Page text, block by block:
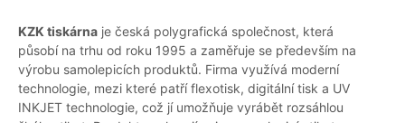
KZK tiskárna je česká polygrafická společnost, která
působí na trhu od roku 1995 a zaměřuje se především na
výrobu samolepicích produktů. Firma využívá moderní
technologie, mezi které patří flexotisk, digitální tisk a UV
INKJET technologie, což jí umožňuje vyrábět rozsáhlou